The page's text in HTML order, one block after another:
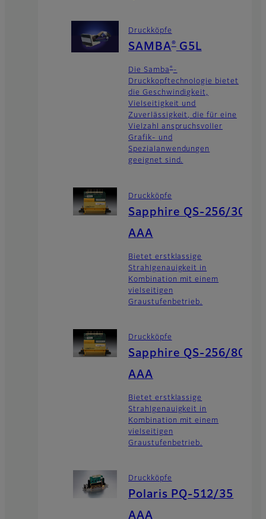
Druckköpfe
SAMBA®G5L
Die Samba® -
Druckkopftechnologie bietet
die Geschwindigkeit,
Vielseitigkeit und
Zuverlässigkeit, die für eine
Vielzahl anspruchsvoller
Grafik- und
Spezialanwendungen
geeignet sind.
Druckköpfe
Sapphire QS-256/30
AAA
Bietet erstklassige
Strahlgenauigkeit in
Kombination mit einem
vielseitigen
Graustufenbetrieb.
Druckköpfe
Sapphire QS-256/80
AAA
Bietet erstklassige
Strahlgenauigkeit in
Kombination mit einem
vielseitigen
Graustufenbetrieb.
Druckköpfe
Polaris PQ-512/35
AAA